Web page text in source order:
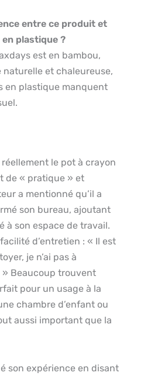
entre ce produit et
plastique ?
est en bambou,
et chaleureuse,
en plastique manquent
le pot à crayon
de « pratique » et
a mentionné qu’il a
son bureau, ajoutant
à son espace de travail.
d’entretien : « Il est
je n’ai pas à
» Beaucoup trouvent
pour un usage à la
chambre d’enfant ou
aussi important que la
son expérience en disant